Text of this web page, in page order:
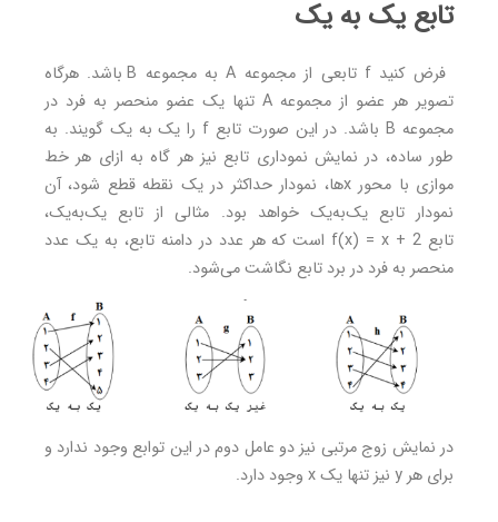
تابع یک به یک
فرض کنید f تابعی از مجموعه A به مجموعه B باشد. هرگاه
تصویر هر عضو از مجموعه A تنها یک عضو منحصر به فرد در
مجموعه B باشد. در این صورت تابع f را یک به یک گویند. به
طور ساده، در نمایش نموداری تابع نیز هر گاه به ازای هر خط
موازی با محور xها، نمودار حداکثر در یک نقطه قطع شود، آن
نمودار تابع یک‌به‌یک خواهد بود. مثالی از تابع یک‌به‌یک،
تابع f(x) = x + 2 است که هر عدد در دامنه تابع، به یک عدد
منحصر به فرد در برد تابع نگاشت می‌شود.
در نمایش زوج مرتبی نیز دو عامل دوم در این توابع وجود ندارد و
برای هر y نیز تنها یک x وجود دارد.